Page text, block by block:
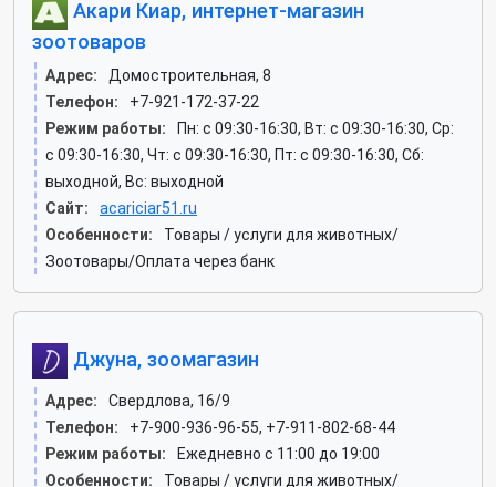
Акари Киар, интернет-магазин
зоотоваров
Адрес:
Домостроительная, 8
Телефон:
+7-921-172-37-22
Режим работы:
Пн: c 09:30-16:30, Вт: c 09:30-16:30, Ср:
c 09:30-16:30, Чт: c 09:30-16:30, Пт: c 09:30-16:30, Сб:
выходной, Вс: выходной
Сайт:
acariciar51.ru
Особенности:
Товары / услуги для животных/
Зоотовары/Оплата через банк
Джуна, зоомагазин
Адрес:
Свердлова, 16/9
Телефон:
+7-900-936-96-55, +7-911-802-68-44
Режим работы:
Ежедневно с 11:00 до 19:00
Особенности:
Товары / услуги для животных/